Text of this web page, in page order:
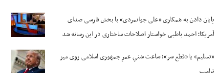
پایان دادن به همکاری «علی جوانمردی» با بخش فارسی صدای
آمریکا؛ احمد باطبی خواستار اصلاحات ساختاری در این رسانه شد
«تسلیم» یا «قطع سر»؛ ساعت شنیِ عمرِ جمهوری اسلامی روی میز